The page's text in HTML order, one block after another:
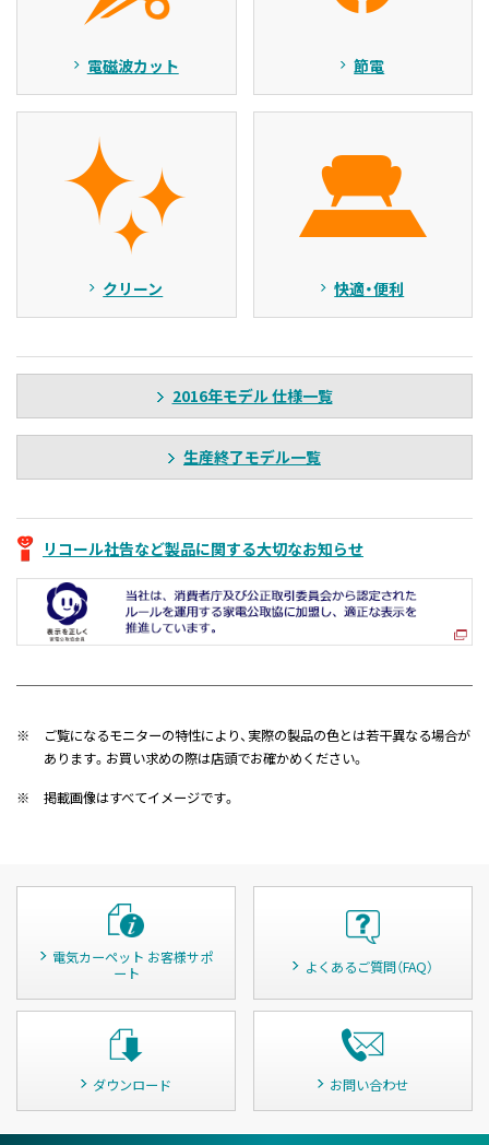
電磁波カット 節電
クリーン 快適・便利
2016年モデル 仕様一覧
生産終了モデル一覧
リコール社告など製品に関する大切なお知らせ
※
ご覧になるモニターの特性により、実際の製品の色とは若干異なる場合が
あります。お買い求めの際は店頭でお確かめください。
※
掲載画像はすべてイメージです。
電気カーペット お客様サポ
ート
よくあるご質問（FAQ）
ダウンロード お問い合わせ